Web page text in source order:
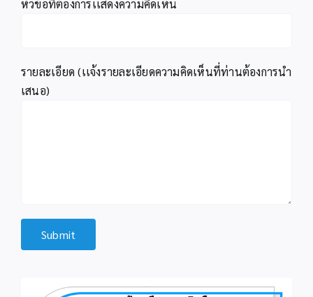
หัวข้อที่ต้องการเเสดงความคิดเห็น
รายละเอียด (เเจ้งรายละเอียดความคิดเห็นที่ท่านต้องการนำ
เสนอ)